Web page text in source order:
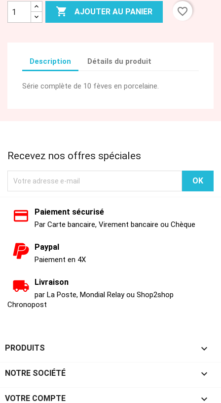
 AJOUTER AU PANIER favorite_border
Description Détails du produit
Série complète de 10 fèves en porcelaine.
Recevez nos offres spéciales
Paiement sécurisé
Par Carte bancaire, Virement bancaire ou Chèque
Paypal
Paiement en 4X
Livraison
par La Poste, Mondial Relay ou Shop2shop
Chronopost
PRODUITS 
NOTRE SOCIÉTÉ 
VOTRE COMPTE 